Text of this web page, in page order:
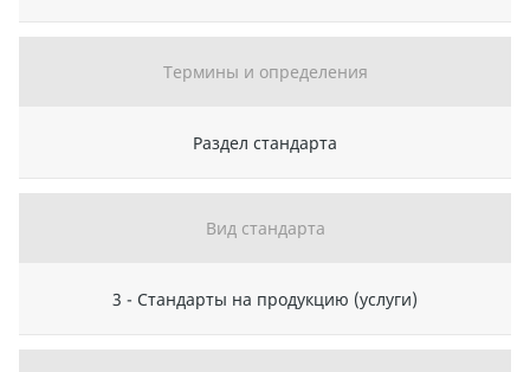
Термины и определения
Раздел стандарта
Вид стандарта
3 - Стандарты на продукцию (услуги)